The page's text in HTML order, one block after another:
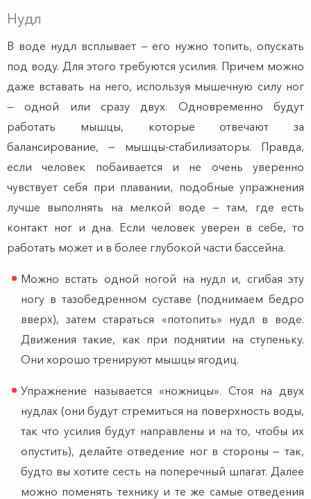
Нудл
В воде нудл всплывает — его нужно топить, опускать
под воду. Для этого требуются усилия. Причем можно
даже вставать на него, используя мышечную силу ног
— одной или сразу двух. Одновременно будут
работать мышцы, которые отвечают за
балансирование, — мышцы-стабилизаторы. Правда,
если человек побаивается и не очень уверенно
чувствует себя при плавании, подобные упражнения
лучше выполнять на мелкой воде — там, где есть
контакт ног и дна. Если человек уверен в себе, то
работать может и в более глубокой части бассейна.
Можно встать одной ногой на нудл и, сгибая эту
ногу в тазобедренном суставе (поднимаем бедро
вверх), затем стараться «потопить» нудл в воде.
Движения такие, как при поднятии на ступеньку.
Они хорошо тренируют мышцы ягодиц.
Упражнение называется «ножницы». Стоя на двух
нудлах (они будут стремиться на поверхность воды,
так что усилия будут направлены и на то, чтобы их
опустить), делайте отведение ног в стороны — так,
будто вы хотите сесть на поперечный шпагат. Далее
можно поменять технику и те же самые отведения